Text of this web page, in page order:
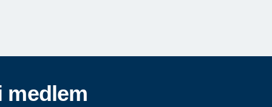
medlem